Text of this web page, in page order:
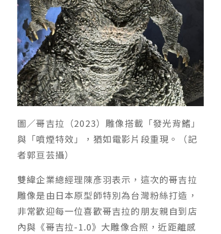
圖／哥吉拉（2023）雕像搭載「發光背鰭」
與「噴煙特效」，猶如電影片段重現。（記
者郭亘芸攝）
雙緯企業總經理陳彥羽表示，這次的哥吉拉
雕像是由日本原型師特別為台灣粉絲打造，
非常歡迎每一位喜歡哥吉拉的朋友親自到店
內與《哥吉拉-1.0》大雕像合照，近距離感